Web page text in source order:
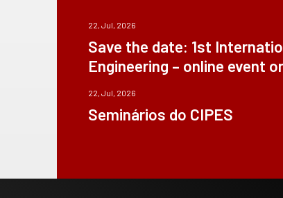
22, Jul, 2026
Save the date: 1st
Engineering – online event
22, Jul, 2026
Seminários do CIPES